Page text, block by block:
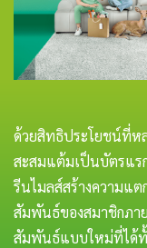
ด้วยสิทธิประโยชน์ที่ห
สะสมแต้มเป็นบัตรแร
รีนไมลส์สร้างความ
สัมพันธ์ของสมาชิก
สัมพันธ์แบบใหม่ที่ได้